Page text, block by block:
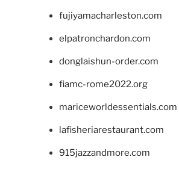
fujiyamacharleston.com
elpatronchardon.com
donglaishun-order.com
fiamc-rome2022.org
mariceworldessentials.com
lafisheriarestaurant.com
915jazzandmore.com